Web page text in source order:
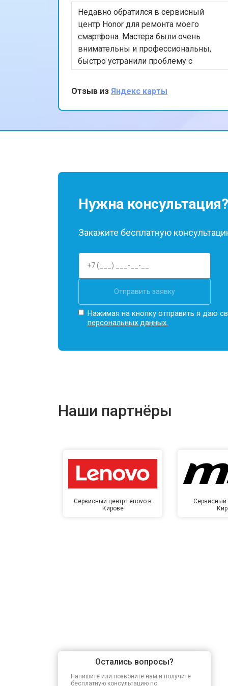
Замена Wi-Fi ноутбука Honor
Ремонт цепи питания
Замена USB порта
Замена звуковой карты
Замена микрофона
Замена оперативной памяти
Прошивка BIOS ноутбука Honor
Замена северного моста
Недавно обратился в сервисный
центр Honor для ремонта моего
смартфона. Мастера были очень
внимательны и профессиональны,
быстро устранили проблему с
экраном. Я впечатлён качеством
обслуживания и скоростью
выполнения работы. Мой телефон
теперь работает безупречно. Спасибо
Отзыв из Яндекс карты
Нужна консультация?
Закажите бесплатную
Отправить заявку
Нажимая на кнопку отправить я даю
персональных данных.
Наши партнёры
Сервисный центр Lenovo в
Кирове
Сервисный
Остались вопросы?
Напишите или позвоните нам и получите
бесплатную консультацию по